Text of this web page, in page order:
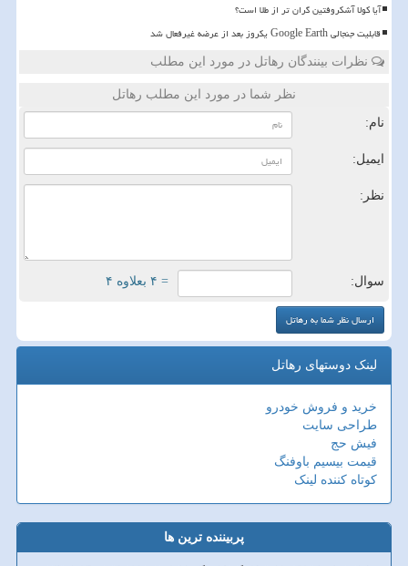
آیا کولا آشکروفتین گران تر از طلا است؟
قابلیت جنجالی Google Earth یکروز بعد از عرضه غیرفعال شد
نظرات بینندگان رهاتل در مورد این مطلب
نظر شما در مورد این مطلب رهاتل
نام:
ایمیل:
نظر:
سوال: = ۴ بعلاوه ۴
لینک دوستهای رهاتل
خرید و فروش خودرو
طراحی سایت
فیش حج
قیمت بیسیم باوفنگ
کوتاه کننده لینک
پربیننده ترین ها